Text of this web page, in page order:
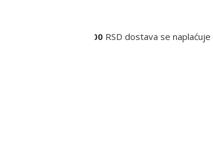
6000 RSD dostava se naplaćuje